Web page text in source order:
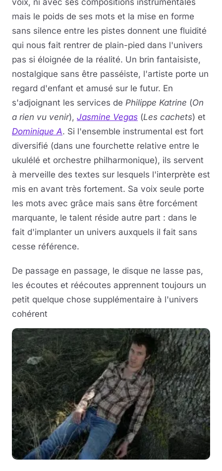
mais le poids de ses mots et la mise en forme
sans silence entre les pistes donnent une fluidité
qui nous fait rentrer de plain-pied dans l'univers
pas si éloignée de la réalité. Un brin fantaisiste,
nostalgique sans être passéiste, l'artiste porte un
regard d'enfant et amusé sur le futur. En
s'adjoignant les services de Philippe Katrine (On
a rien vu venir), Jasmine Vegas (Les cachets) et
Dominique A. Si l'ensemble instrumental est fort
diversifié (dans une fourchette relative entre le
ukulélé et orchestre philharmonique), ils servent
à merveille des textes sur lesquels l'interprète est
mis en avant très fortement. Sa voix seule porte
les mots avec grâce mais sans être forcément
marquante, le talent réside autre part : dans le
fait d'implanter un univers auxquels il fait sans
cesse référence.
De passage en passage, le disque ne lasse pas,
les écoutes et réécoutes apprennent toujours un
petit quelque chose supplémentaire à l'univers
cohérent